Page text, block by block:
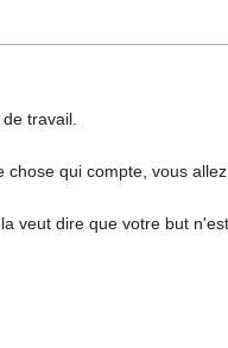
travail.
qui compte, vous
veut dire que votre but